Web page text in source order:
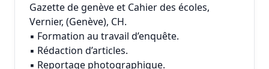
Gazette de genève et Cahier des écoles,
Vernier, (Genève), CH.
▪ Formation au travail d’enquête.
▪ Rédaction d’articles.
▪ Reportage photographique.